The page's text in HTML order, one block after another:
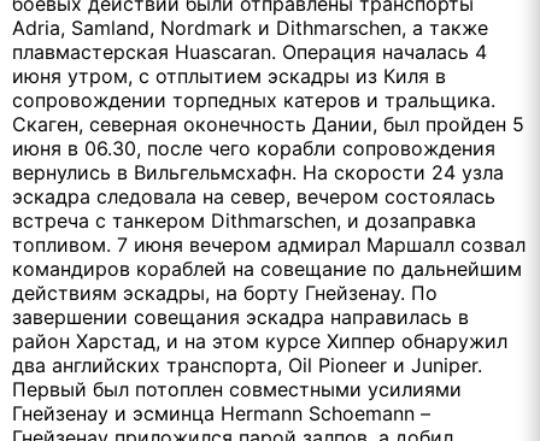
Adria, Samland, Nordmark и Dithmarschen, а также
плавмастерская Huascaran. Операция началась 4
июня утром, с отплытием эскадры из Киля в
сопровождении торпедных катеров и тральщика.
Скаген, северная оконечность Дании, был пройден 5
июня в 06.30, после чего корабли сопровождения
вернулись в Вильгельмсхафн. На скорости 24 узла
эскадра следовала на север, вечером состоялась
встреча с танкером Dithmarschen, и дозаправка
топливом. 7 июня вечером адмирал Маршалл созвал
командиров кораблей на совещание по дальнейшим
действиям эскадры, на борту Гнейзенау. По
завершении совещания эскадра направилась в
район Харстад, и на этом курсе Хиппер обнаружил
два английских транспорта, Oil Pioneer и Juniper.
Первый был потоплен совместными усилиями
Гнейзенау и эсминца Hermann Schoemann –